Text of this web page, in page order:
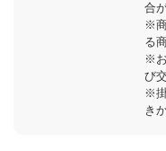
合
※
る
※
び
※
き